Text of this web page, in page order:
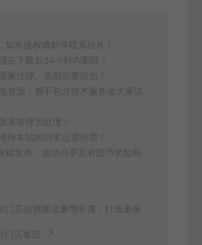
有侵权请邮件联系站长！
在下载后24小时内删除！
家法律。否则后果自负！
资源，都不包含技术服务请大家谅
系管理员处理！
持本站的日常运营所需！
稿发布，成功分享后有图币奖励和
门店短视频流量增长课：打造老板
门店客流